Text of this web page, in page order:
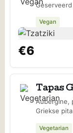
Vegan
€6
Tapas
Aubergine,
Griekse pita
Vegetarian